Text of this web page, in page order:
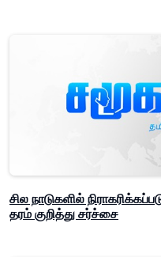
சில நாடுகளில்
தரம் குறித்து சர்ச்சை